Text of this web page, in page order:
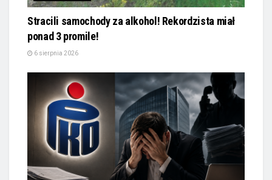
Stracili samochody za alkohol! Rekordzista miał
ponad 3 promile!
6 sierpnia 2026